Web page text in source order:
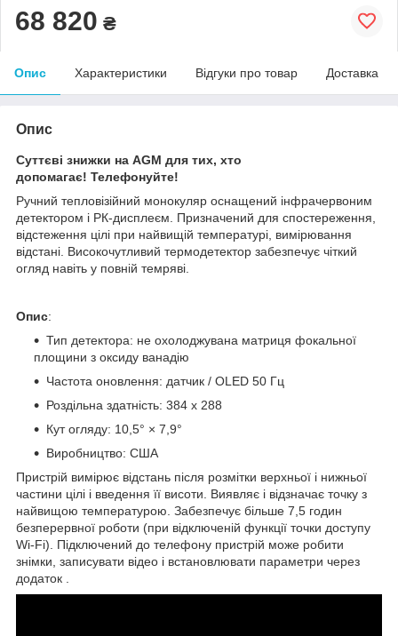
68 820 ₴
Опис Характеристики Відгуки про товар Доставка
Опис
Суттєві знижки на AGM для тих, хто
допомагає! Телефонуйте!
Ручний тепловізійний монокуляр оснащений інфрачервоним
детектором і РК-дисплеєм. Призначений для спостереження,
відстеження цілі при найвищій температурі, вимірювання
відстані. Високочутливий термодетектор забезпечує чіткий
огляд навіть у повній темряві.
Опис:
Тип детектора: не охолоджувана матриця фокальної
площини з оксиду ванадію
Частота оновлення: датчик / OLED 50 Гц
Роздільна здатність: 384 x 288
Кут огляду: 10,5° × 7,9°
Виробництво: США
Пристрій вимірює відстань після розмітки верхньої і нижньої
частини цілі і введення її висоти. Виявляє і відзначає точку з
найвищою температурою. Забезпечує більше 7,5 годин
безперервної роботи (при відключеній функції точки доступу
Wi-Fi). Підключений до телефону пристрій може робити
знімки, записувати відео і встановлювати параметри через
додаток .